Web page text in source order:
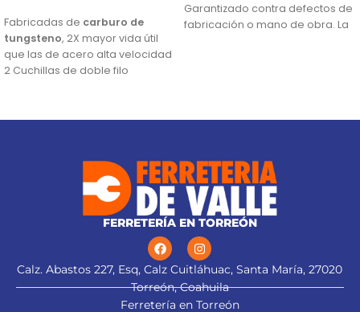
Fabricadas de carburo de
tungsteno, 2X mayor vida útil
que las de acero alta velocidad
2 Cuchillas de doble filo
3-1/4N, CEPEL-3-1/4A4 y CEPEL-3-
Este producto sustituye a: CU-
CEPEL-3-1/4X (13092)
Garantizado contra defectos de
fabricación o mano de obra. La
FERRETERÍA EN TORREÓN
Calz. Abastos 227, Esq, Calz Cuitláhuac, Santa María, 27020
Torreón, Coahuila
Ferretería en Torreón